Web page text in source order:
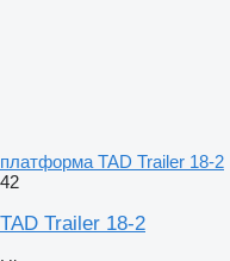
платформа TAD Trailer 18-2
42
TAD Trailer 18-2